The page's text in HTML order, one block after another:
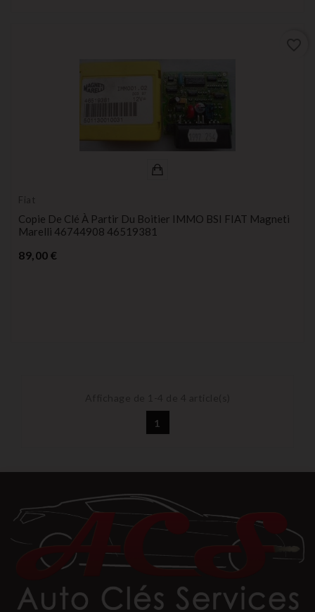
Fiat
Copie De Clé À Partir Du Boitier IMMO BSI FIAT Magneti
Marelli 46744908 46519381
89,00 €
1